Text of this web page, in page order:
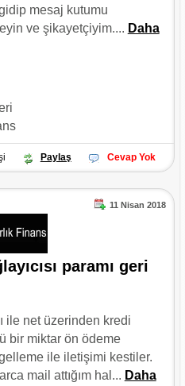
mesaj kutumu
ve şikayetçiyim.... Daha
Paylaş Cevap Yok
11 Nisan 2018
paramı geri
ile net üzerinden kredi
bir miktar ön ödeme
ile iletişimi kestiler.
mail attığım hal... Daha